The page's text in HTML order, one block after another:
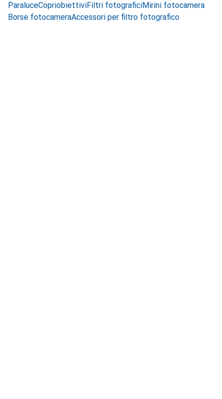
ParaluceCopriobiettiviFiltri fotograficiMirini fotocamera
Borse fotocameraAccessori per filtro fotografico